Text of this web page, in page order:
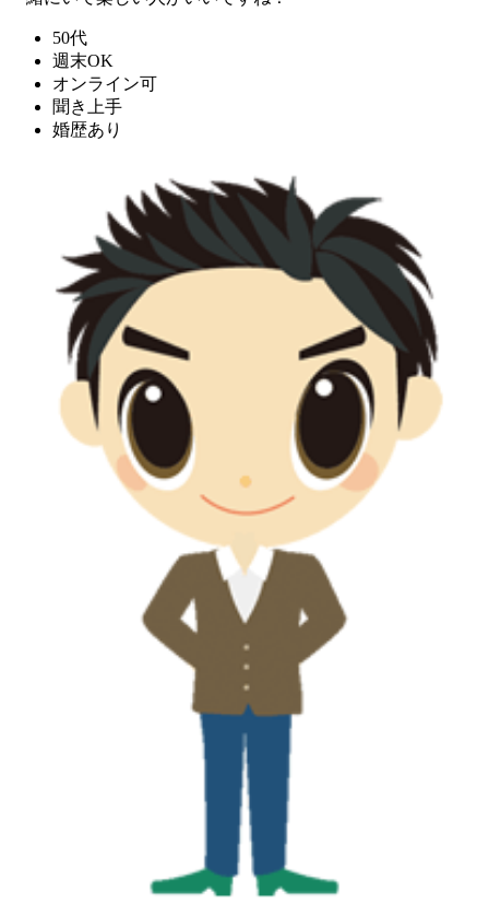
50代
週末OK
オンライン可
聞き上手
婚歴あり